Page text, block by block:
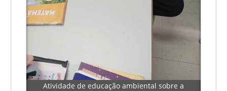
Atividade de educação ambiental sobre a